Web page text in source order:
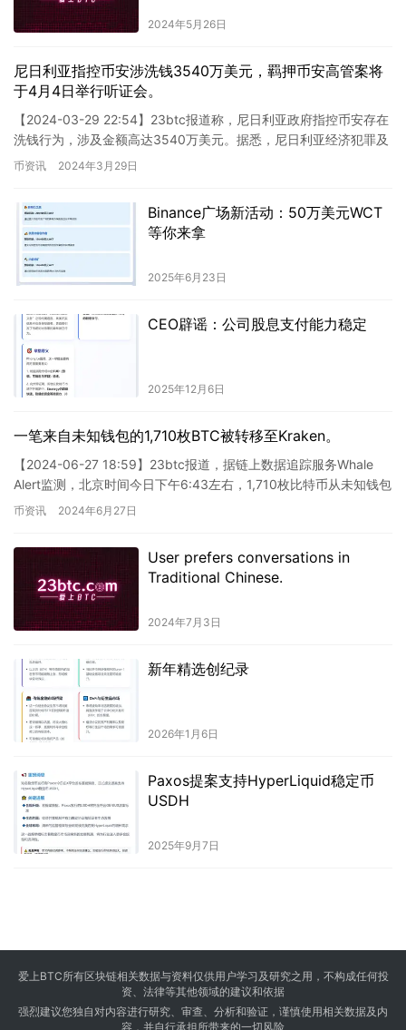
2024年5月26日
尼日利亚指控币安涉洗钱3540万美元，羁押币安高管案将
于4月4日举行听证会。
【2024-03-29 22:54】23btc报道称，尼日利亚政府指控币安存在
洗钱行为，涉及金额高达3540万美元。据悉，尼日利亚经济犯罪及
金融犯罪委员会（EFCC）于周四提交了相…
币资讯 2024年3月29日
Binance广场新活动：50万美元WCT
等你来拿
2025年6月23日
CEO辟谣：公司股息支付能力稳定
2025年12月6日
一笔来自未知钱包的1,710枚BTC被转移至Kraken。
【2024-06-27 18:59】23btc报道，据链上数据追踪服务Whale
Alert监测，北京时间今日下午6:43左右，1,710枚比特币从未知钱包
转移到Kraken，价值…
币资讯 2024年6月27日
User prefers conversations in
Traditional Chinese.
2024年7月3日
新年精选创纪录
2026年1月6日
Paxos提案支持HyperLiquid稳定币
USDH
2025年9月7日
爱上BTC所有区块链相关数据与资料仅供用户学习及研究之用，不构成任何投
资、法律等其他领域的建议和依据
强烈建议您独自对内容进行研究、审查、分析和验证，谨慎使用相关数据及内
容，并自行承担所带来的一切风险